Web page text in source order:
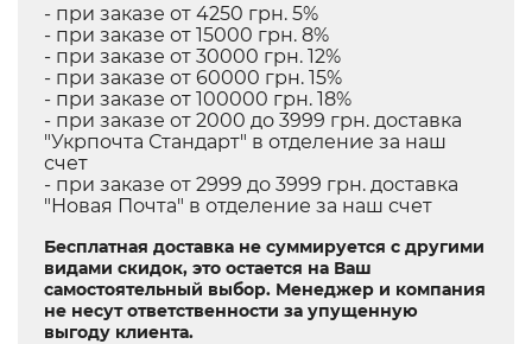
- при заказе от 4250 грн. 5%
- при заказе от 15000 грн. 8%
- при заказе от 30000 грн. 12%
- при заказе от 60000 грн. 15%
- при заказе от 100000 грн. 18%
- при заказе от 2000 до 3999 грн. доставка
"Укрпочта Стандарт" в отделение за наш
счет
- при заказе от 2999 до 3999 грн. доставка
"Новая Почта" в отделение за наш счет
Бесплатная доставка не суммируется с другими
видами скидок, это остается на Ваш
самостоятельный выбор. Менеджер и компания
не несут ответственности за упущенную
выгоду клиента.